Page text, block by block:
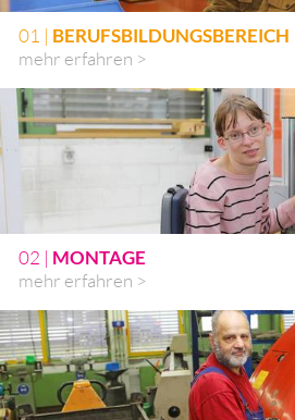
01 | BERUFSBILDUNGSBEREICH
mehr erfahren >
02 | MONTAGE
mehr erfahren >